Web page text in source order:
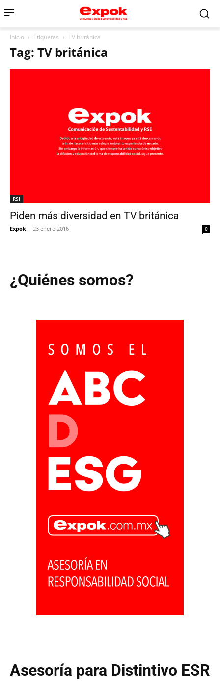
Inicio Etiquetas TV británica
Tag: TV británica
RSI
Piden más diversidad en TV británica
Expok - 23 enero 2016 0
¿Quiénes somos?
Asesoría para Distintivo ESR